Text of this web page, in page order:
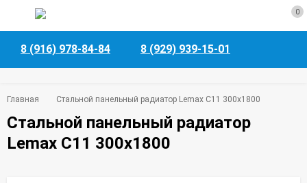
0
8 (916) 978-84-84 8 (929) 939-15-01
Главная Стальной панельный радиатор Lemax C11 300х1800
Стальной панельный радиатор
Lemax C11 300х1800